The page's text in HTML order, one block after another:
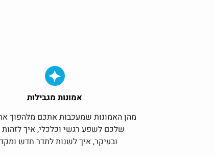
אמונות מגבילות
מהן האמונות שמעכבות אתכם מלהפוך
שלכם לשפע רגשי וכלכלי, איך לזהות
ובעיקר, איך לשנות לתדר חדש